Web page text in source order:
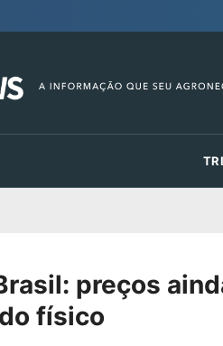
preços
físico